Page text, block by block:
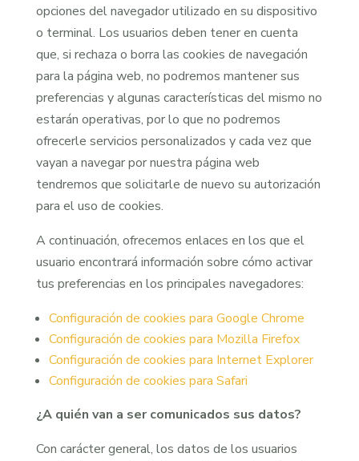
opciones del navegador utilizado en su dispositivo
o terminal. Los usuarios deben tener en cuenta
que, si rechaza o borra las cookies de navegación
para la página web, no podremos mantener sus
preferencias y algunas características del mismo no
estarán operativas, por lo que no podremos
ofrecerle servicios personalizados y cada vez que
vayan a navegar por nuestra página web
tendremos que solicitarle de nuevo su autorización
para el uso de cookies.
A continuación, ofrecemos enlaces en los que el
usuario encontrará información sobre cómo activar
tus preferencias en los principales navegadores:
Configuración de cookies para Google Chrome
Configuración de cookies para Mozilla Firefox
Configuración de cookies para Internet Explorer
Configuración de cookies para Safari
¿A quién van a ser comunicados sus datos?
Con carácter general, los datos de los usuarios